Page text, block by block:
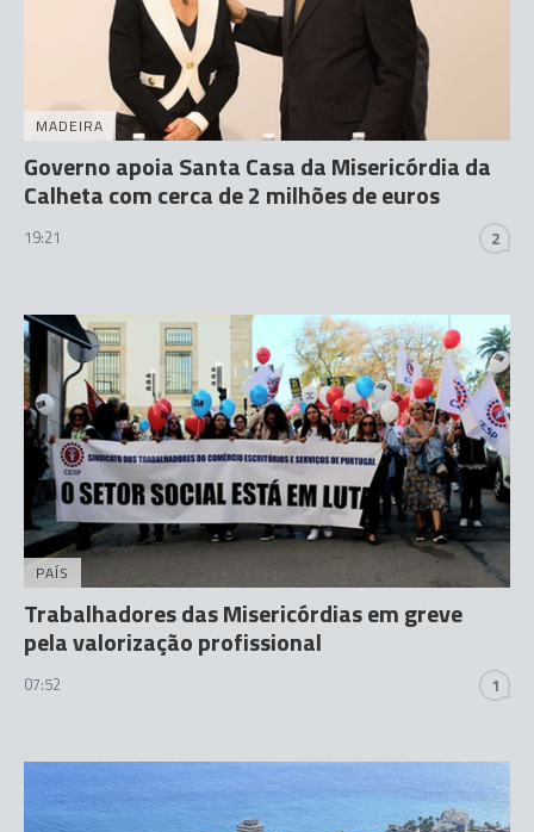
MADEIRA
Governo apoia Santa Casa da Misericórdia da
Calheta com cerca de 2 milhões de euros
19:21 2
PAÍS
Trabalhadores das Misericórdias em greve
pela valorização profissional
07:52 1